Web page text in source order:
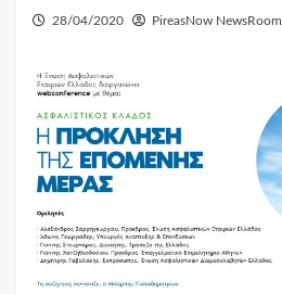
28/04/2020 PireasNow NewsRoom